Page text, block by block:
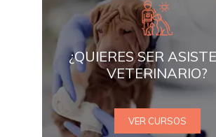
¿QUIERES SER
VETERINARIO?
VER CURSOS